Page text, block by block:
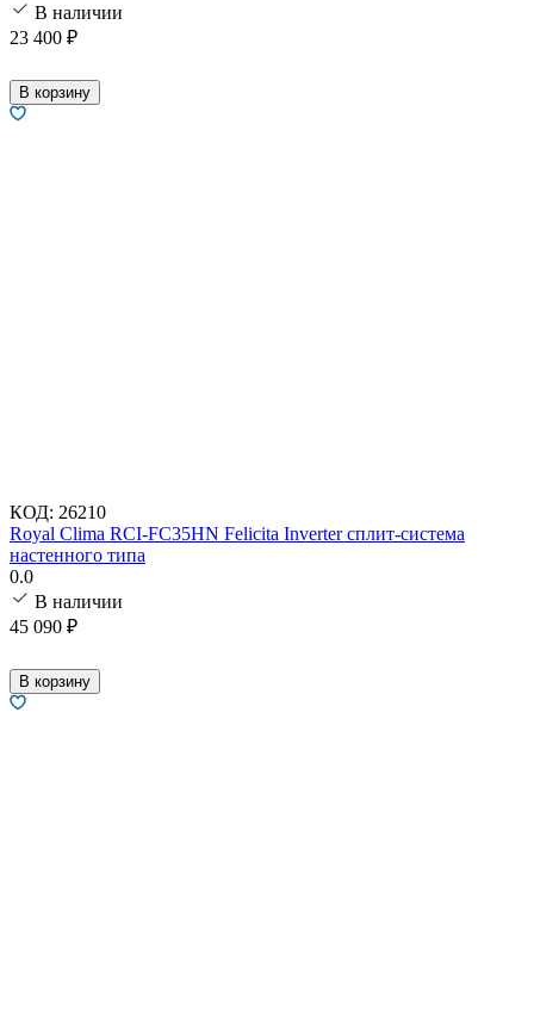
В наличии
23 400 ₽
В корзину
КОД: 26210
Royal Clima RCI-FC35HN Felicita Inverter сплит-система
настенного типа
0.0
В наличии
45 090 ₽
В корзину